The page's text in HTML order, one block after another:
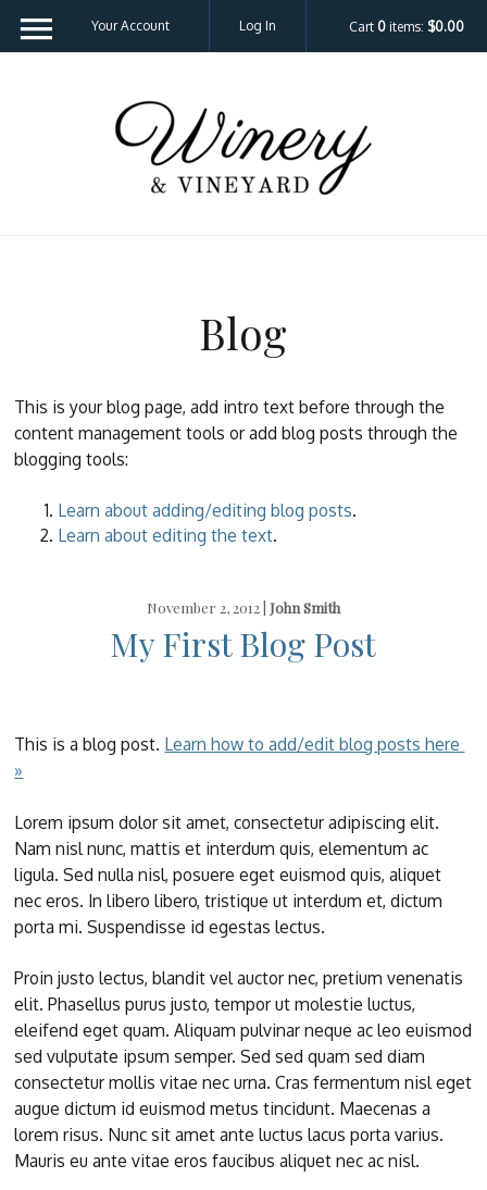
Your Account Log In Cart 0 items: $0.00
Blog
This is your blog page, add intro text before through the
content management tools or add blog posts through the
blogging tools:
Learn about adding/editing blog posts.
Learn about editing the text.
November 2, 2012 | John Smith
My First Blog Post
This is a blog post. Learn how to add/edit blog posts here
»
Lorem ipsum dolor sit amet, consectetur adipiscing elit.
Nam nisl nunc, mattis et interdum quis, elementum ac
ligula. Sed nulla nisl, posuere eget euismod quis, aliquet
nec eros. In libero libero, tristique ut interdum et, dictum
porta mi. Suspendisse id egestas lectus.
Proin justo lectus, blandit vel auctor nec, pretium venenatis
elit. Phasellus purus justo, tempor ut molestie luctus,
eleifend eget quam. Aliquam pulvinar neque ac leo euismod
sed vulputate ipsum semper. Sed sed quam sed diam
consectetur mollis vitae nec urna. Cras fermentum nisl eget
augue dictum id euismod metus tincidunt. Maecenas a
lorem risus. Nunc sit amet ante luctus lacus porta varius.
Mauris eu ante vitae eros faucibus aliquet nec ac nisl.